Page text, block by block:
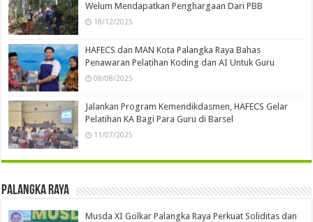
Welum Mendapatkan Penghargaan Dari PBB
18/12/2025
HAFECS dan MAN Kota Palangka Raya Bahas
Penawaran Pelatihan Koding dan AI Untuk Guru
08/08/2025
Jalankan Program Kemendikdasmen, HAFECS Gelar
Pelatihan KA Bagi Para Guru di Barsel
11/07/2025
Palangka Raya
Musda XI Golkar Palangka Raya Perkuat Soliditas dan